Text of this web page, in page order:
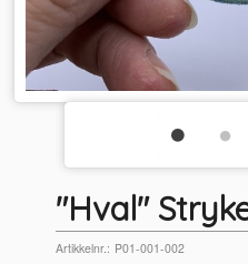
"Hval"
Artikkelnr.: P01-001-002